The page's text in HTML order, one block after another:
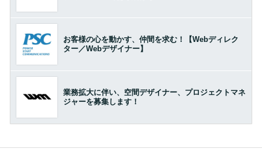
お客様の心を動かす、仲間を求む！【Webディレク
ター／Webデザイナー】
業務拡大に伴い、空間デザイナー、プロジェクトマネ
ジャーを募集します！